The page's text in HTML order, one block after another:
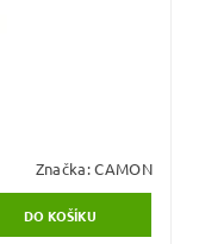
Značka:CAMON